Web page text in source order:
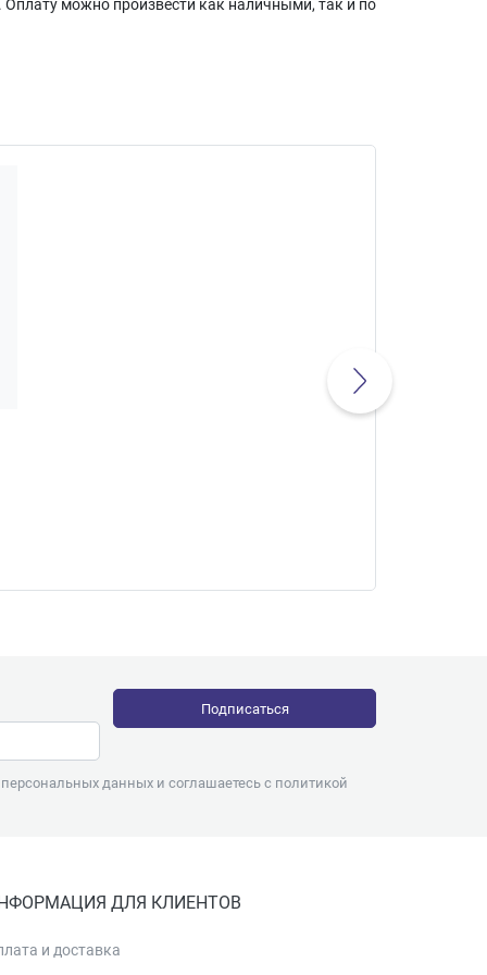
можно произвести как наличными, так и по
данных и соглашаетесь с политикой
ДЛЯ КЛИЕНТОВ
и доставка